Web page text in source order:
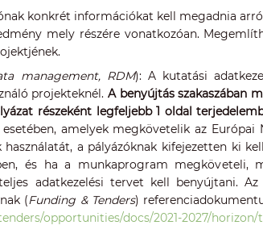
konkrét információkat kell megadnia
mely részére vonatkozóan.
management, RDM): A kutatási
projekteknél. A benyújtás szakaszában
részeként legfeljebb 1 oldal
amelyek megkövetelik az Európai
a pályázóknak kifejezetten ki
és ha a munkaprogram megköveteli,
adatkezelési tervet kell benyújtani.
(Funding & Tenders)
opportunities/docs/2021-2027/